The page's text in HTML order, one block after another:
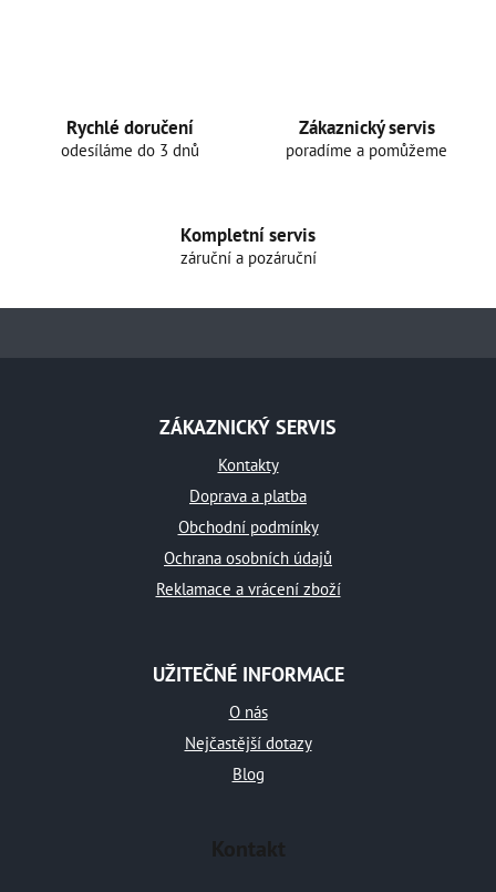
Rychlé doručení
odesíláme do 3 dnů
Zákaznický servis
poradíme a pomůžeme
Kompletní servis
záruční a pozáruční
ZÁKAZNICKÝ SERVIS
Kontakty
Doprava a platba
Obchodní podmínky
Ochrana osobních údajů
Reklamace a vrácení zboží
UŽITEČNÉ INFORMACE
O nás
Nejčastější dotazy
Blog
Kontakt